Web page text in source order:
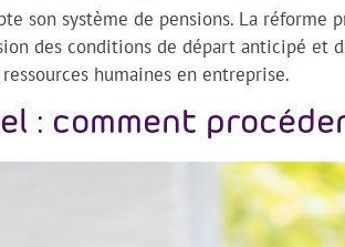
son système de pensions. La
des conditions de départ anticipé et
humaines en entreprise.
: comment